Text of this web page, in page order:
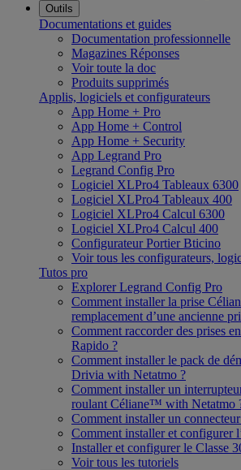
Outils
Documentations et guides
Documentation professionnelle
Magazines Réponses
Voir toute la doc
Produits supprimés
Applis, logiciels et configurateurs
App Home + Pro
App Home + Control
App Home + Security
App Legrand Pro
Legrand Config Pro
Logiciel XLPro4 Tableaux 6300
Logiciel XLPro4 Tableaux 400
Logiciel XLPro4 Calcul 6300
Logiciel XLPro4 Calcul 400
Configurateur Portier Bticino
Voir tous les configurateurs,
Tutos pro
Explorer Legrand Config Pro
Comment installer la prise
remplacement d’une ancienne
Comment raccorder des prises
Rapido ?
Comment installer le pack de
Drivia with Netatmo ?
Comment installer un
roulant Céliane™ with Netatmo
Comment installer un
Comment installer et configurer
Installer et configurer le Classe
Voir tous les tutoriels